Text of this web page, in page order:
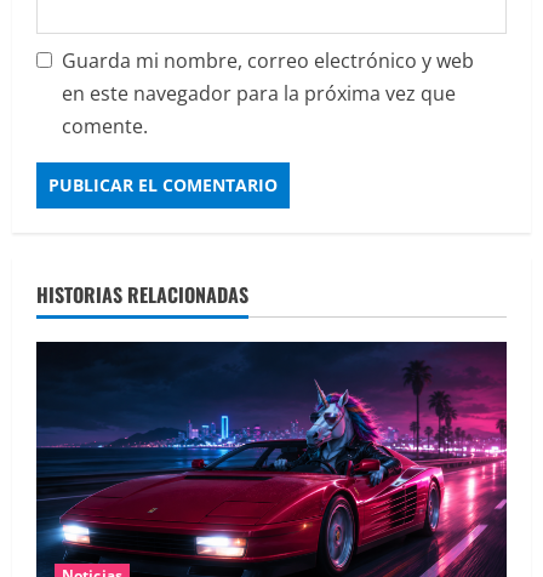
Guarda mi nombre, correo electrónico y web
en este navegador para la próxima vez que
comente.
HISTORIAS RELACIONADAS